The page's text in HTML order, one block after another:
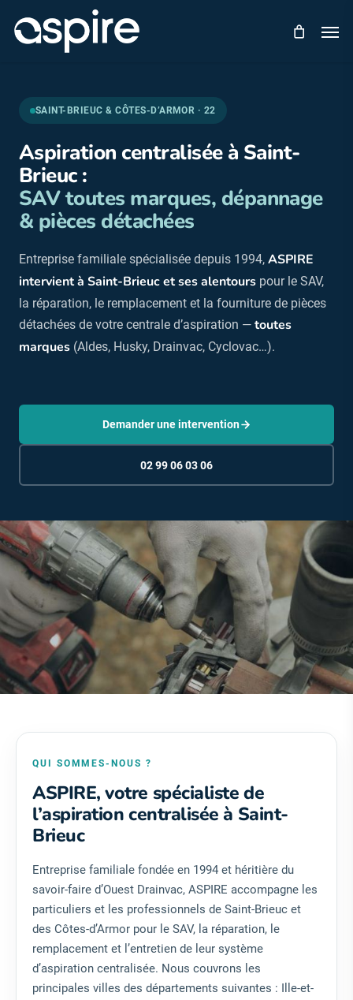
main
SAINT-BRIEUC & CÔTES-D’ARMOR · 22
Aspiration centralisée à Saint-
Brieuc :
SAV toutes marques, dépannage
& pièces détachées
Entreprise familiale spécialisée depuis 1994, ASPIRE
intervient à Saint-Brieuc et ses alentours pour le SAV,
la réparation, le remplacement et la fourniture de pièces
détachées de votre centrale d’aspiration — toutes
marques (Aldes, Husky, Drainvac, Cyclovac…).
Demander une intervention
02 99 06 03 06
QUI SOMMES-NOUS ?
ASPIRE, votre spécialiste de
l’aspiration centralisée à Saint-
Brieuc
Entreprise familiale fondée en 1994 et héritière du
savoir-faire d’Ouest Drainvac, ASPIRE accompagne les
particuliers et les professionnels de Saint-Brieuc et
des Côtes-d’Armor pour le SAV, la réparation, le
remplacement et l’entretien de leur système
d’aspiration centralisée. Nous couvrons les
principales villes des départements suivantes : Ille-et-